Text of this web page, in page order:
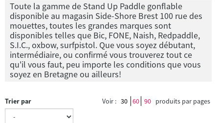
Toute la gamme de Stand Up Paddle gonflable
disponible au magasin Side-Shore Brest 100 rue des
mouettes, toutes les grandes marques sont
disponibles telles que Bic, FONE, Naish, Redpaddle,
S.I.C., oxbow, surfpistol. Que vous soyez débutant,
intermédiaire, ou confirmé vous trouverez tout ce
qu'il vous faut, peu importe les conditions que vous
soyez en Bretagne ou ailleurs!
Trier par Voir : 30 60 90 produits par pages